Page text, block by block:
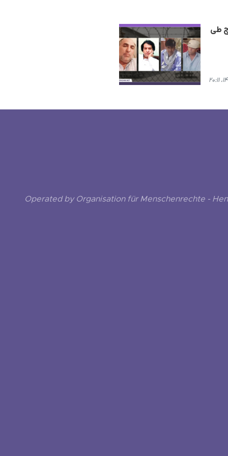
حکم اعدام ٩ زندانی بلوچ طی
Operated by Organisation für Menschenrechte -